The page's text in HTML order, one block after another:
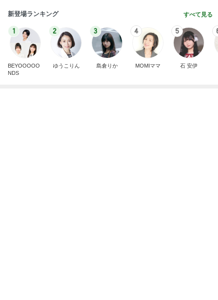
新登場ランキング すべて見る
1
BEYOOOOO
NDS
2
ゆうこりん
3
島倉りか
4
MOMIママ
5
石 安伊